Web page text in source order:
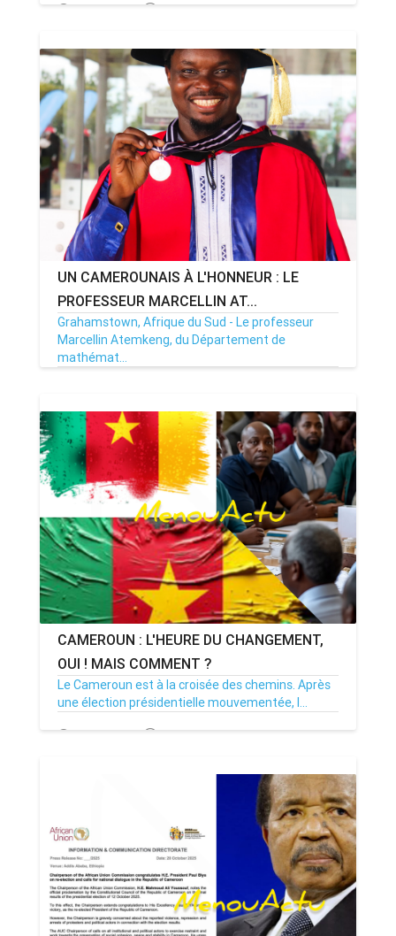
08/06/26 Par MenouActu 0
UN CAMEROUNAIS À L'HONNEUR : LE
PROFESSEUR MARCELLIN AT...
Grahamstown, Afrique du Sud - Le professeur
Marcellin Atemkeng, du Département de
mathémat...
CAMEROUN : L'HEURE DU CHANGEMENT,
OUI ! MAIS COMMENT ?
Le Cameroun est à la croisée des chemins. Après
une élection présidentielle mouvementée, l...
31/10/25 Par MenouActu 0